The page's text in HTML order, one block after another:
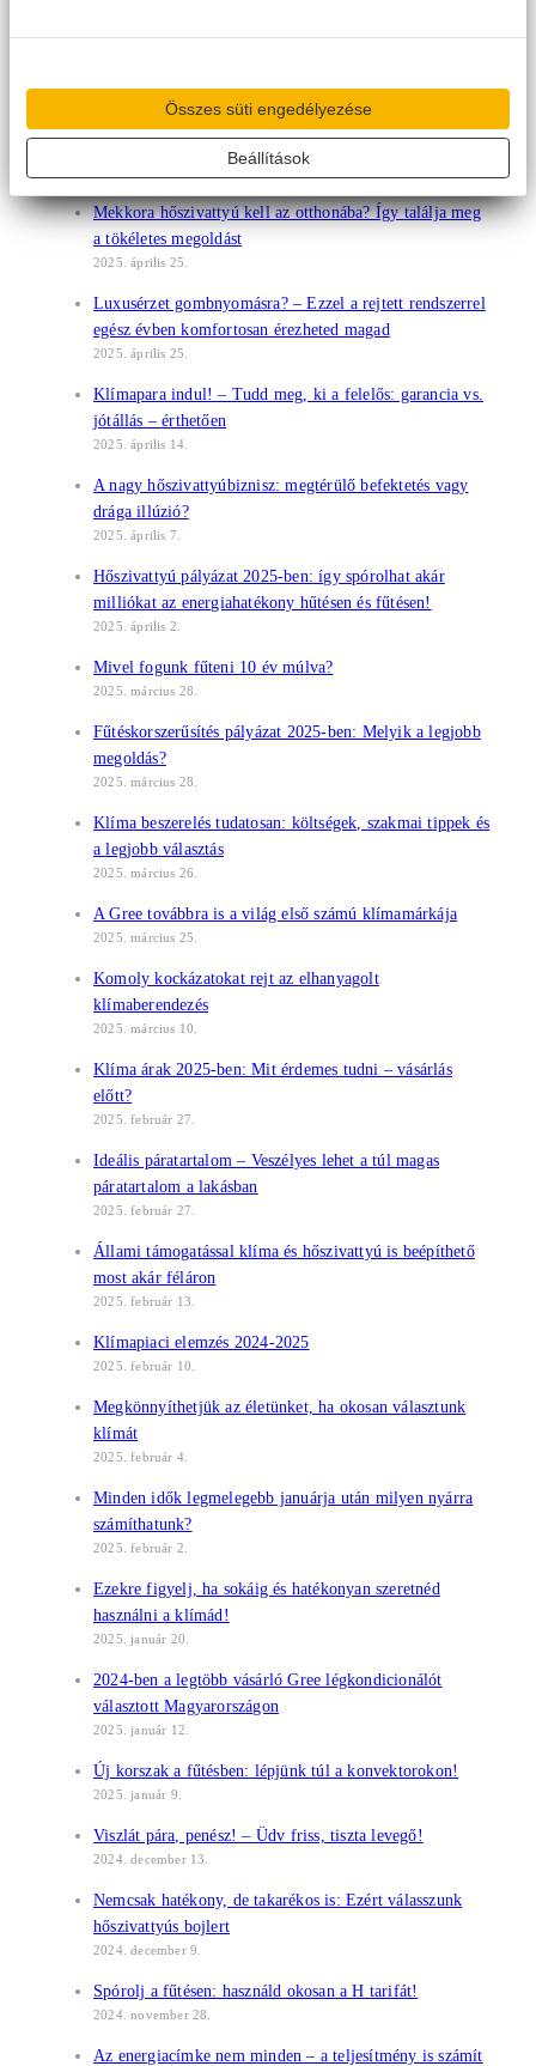
Összes süti engedélyezése
Beállítások
drasztikusan emelkedik a klímaberendezések iránti
Mekkora hőszivattyú kell az otthonába? Így találja meg
a tökéletes megoldást
2025. április 25.
Luxusérzet gombnyomásra? – Ezzel a rejtett rendszerrel
egész évben komfortosan érezheted magad
2025. április 25.
Klímapara indul! – Tudd meg, ki a felelős: garancia vs.
jótállás – érthetően
2025. április 14.
A nagy hőszivattyúbiznisz: megtérülő befektetés vagy
drága illúzió?
2025. április 7.
Hőszivattyú pályázat 2025-ben: így spórolhat akár
milliókat az energiahatékony hűtésen és fűtésen!
2025. április 2.
Mivel fogunk fűteni 10 év múlva?
2025. március 28.
Fűtéskorszerűsítés pályázat 2025-ben: Melyik a legjobb
megoldás?
2025. március 28.
Klíma beszerelés tudatosan: költségek, szakmai tippek és
a legjobb választás
2025. március 26.
A Gree továbbra is a világ első számú klímamárkája
2025. március 25.
Komoly kockázatokat rejt az elhanyagolt
klímaberendezés
2025. március 10.
Klíma árak 2025-ben: Mit érdemes tudni – vásárlás
előtt?
2025. február 27.
Ideális páratartalom – Veszélyes lehet a túl magas
páratartalom a lakásban
2025. február 27.
Állami támogatással klíma és hőszivattyú is beépíthető
most akár féláron
2025. február 13.
Klímapiaci elemzés 2024-2025
2025. február 10.
Megkönnyíthetjük az életünket, ha okosan választunk
klímát
2025. február 4.
Minden idők legmelegebb januárja után milyen nyárra
számíthatunk?
2025. február 2.
Ezekre figyelj, ha sokáig és hatékonyan szeretnéd
használni a klímád!
2025. január 20.
2024-ben a legtöbb vásárló Gree légkondicionálót
választott Magyarországon
2025. január 12.
Új korszak a fűtésben: lépjünk túl a konvektorokon!
2025. január 9.
Viszlát pára, penész! – Üdv friss, tiszta levegő!
2024. december 13.
Nemcsak hatékony, de takarékos is: Ezért válasszunk
hőszivattyús bojlert
2024. december 9.
Spórolj a fűtésen: használd okosan a H tarifát!
2024. november 28.
Az energiacímke nem minden – a teljesítmény is számít